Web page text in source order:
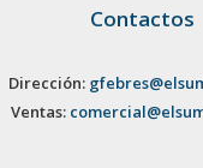
Contactos
Dirección:
Ventas: